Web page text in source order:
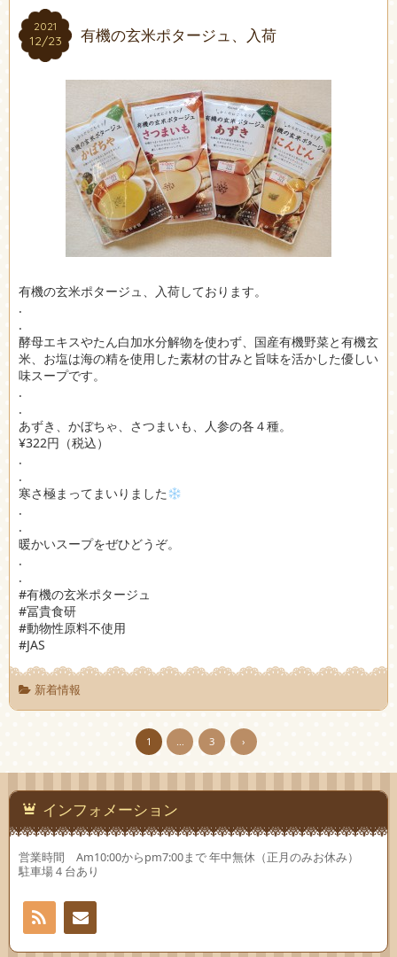
2021
12/23
2021
12/23 有機の玄米ポタージュ、入荷
有機の玄米ポタージュ、入荷しております。
.
.
酵母エキスやたん白加水分解物を使わず、国産有機野菜と有機玄
米、お塩は海の精を使用した素材の甘みと旨味を活かした優しい
味スープです。
.
.
あずき、かぼちゃ、さつまいも、人参の各４種。
¥322円（税込）
.
.
寒さ極まってまいりました
.
.
暖かいスープをぜひどうぞ。
.
.
#有機の玄米ポタージュ
#冨貴食研
#動物性原料不使用
#JAS
新着情報
1 … 3 ›
インフォメーション
営業時間 Am10:00からpm7:00まで 年中無休（正月のみお休み）
駐車場４台あり
お問